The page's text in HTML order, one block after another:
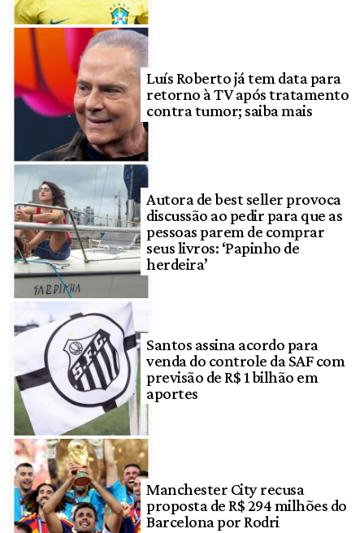
Luís Roberto já tem data para
retorno à TV após tratamento
contra tumor; saiba mais
Autora de best seller provoca
discussão ao pedir para que as
pessoas parem de comprar
seus livros: ‘Papinho de
herdeira’
Santos assina acordo para
venda do controle da SAF com
previsão de R$ 1 bilhão em
aportes
Manchester City recusa
proposta de R$ 294 milhões do
Barcelona por Rodri